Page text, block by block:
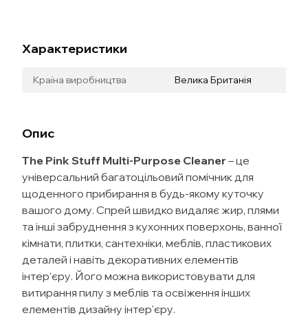
Характеристики
Країна виробництва Велика Британія
Опис
The Pink Stuff Multi-Purpose Cleaner – це
універсальний багатоцільовий помічник для
щоденного прибирання в будь-якому куточку
вашого дому. Спрей швидко видаляє жир, плями
та інші забруднення з кухонних поверхонь, ванної
кімнати, плитки, сантехніки, меблів, пластикових
деталей і навіть декоративних елементів
інтер’єру. Його можна використовувати для
витирання пилу з меблів та освіження інших
елементів дизайну інтер'єру.